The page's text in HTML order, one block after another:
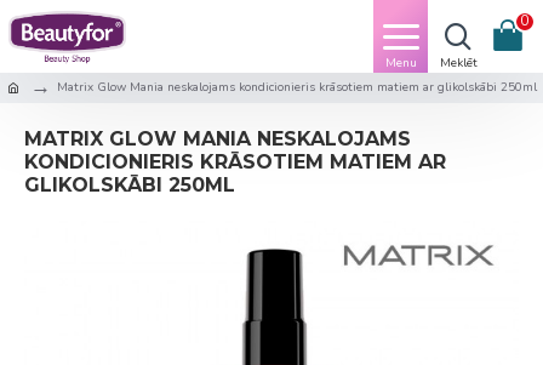
0
Matrix Glow Mania neskalojams kondicionieris krāsotiem matiem ar glikolskābi 250ml
MATRIX GLOW MANIA NESKALOJAMS
KONDICIONIERIS KRĀSOTIEM MATIEM AR
GLIKOLSKĀBI 250ML